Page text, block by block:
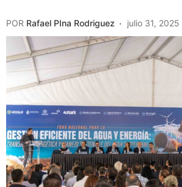
POR Rafael PIna Rodriguez julio 31, 2025